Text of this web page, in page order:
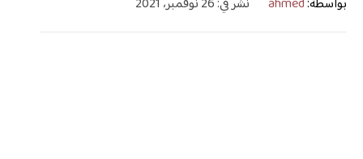
بواسطة:ahmed نشر في: 26 نوفمبر، 2021